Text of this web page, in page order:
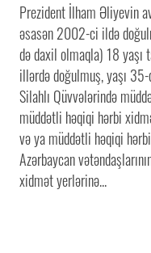
Prezident İlham Əliyevin
əsasən 2002-ci ildə
də daxil olmaqla) 18
illərdə doğulmuş, yaşı 35-
Silahlı Qüvvələrində
müddətli həqiqi hərbi
və ya müddətli həqiqi
Azərbaycan
xidmət yerlərinə...